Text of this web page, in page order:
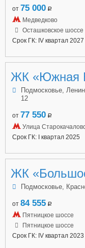
от 75 000 a
Медведково
Осташковское шоссе
Срок ГК: IV квартал 2027
ЖК «Южная
Подмосковье,
12
от 77 550 a
Улица
Срок ГК: I квартал 2025
ЖК
Подмосковье,
от 84 555 a
Пятницкое шоссе
Пятницкое шоссе
Срок ГК: IV квартал 2023